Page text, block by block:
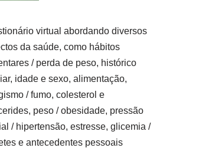
virtual abordando diversos
da saúde, como hábitos
/ perda de peso, histórico
idade e sexo, alimentação,
/ fumo, colesterol e
peso / obesidade, pressão
/ hipertensão, estresse, glicemia /
e antecedentes pessoais